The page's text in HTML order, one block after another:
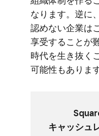
なります。​逆に
認めない​企業は​
享受する​ことが​
時代を​生き抜く​
可能性も​あります
キャッシュ